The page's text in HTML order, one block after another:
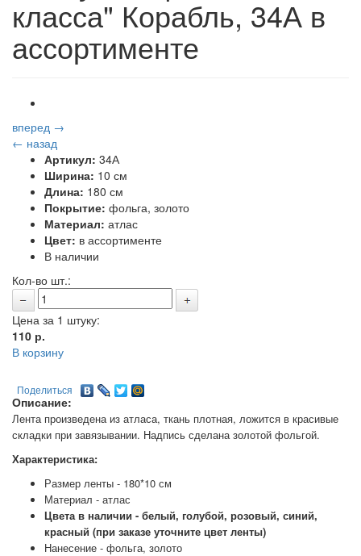
класса" Корабль, 34А в
ассортименте
вперед →
← назад
Артикул: 34А
Ширина: 10 см
Длина: 180 см
Покрытие: фольга, золото
Материал: атлас
Цвет: в ассортименте
В наличии
Кол-во шт.:
Цена за 1 штуку:
110 р.
В корзину
Поделиться
Описание:
Лента произведена из атласа, ткань плотная, ложится в красивые
складки при завязывании. Надпись сделана золотой фольгой.
Характеристика:
Размер ленты - 180*10 см
Материал - атлас
Цвета в наличии - белый, голубой, розовый, синий,
красный (при заказе уточните цвет ленты)
Нанесение - фольга, золото